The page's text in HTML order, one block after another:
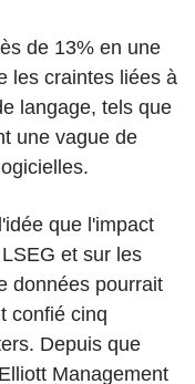
de 13% en une
les craintes liées à
langage, tels que
une vague de
que l'impact
et sur les
données pourrait
confié cinq
Depuis que
Management